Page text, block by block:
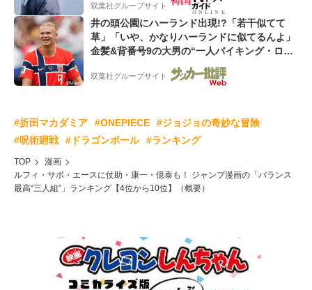
双葉社グループサイト
井の頭公園にハーランド出現!?「若干似てて
草」「いや、かなりハーランドに似てるんよ」
金髪&背番号9の大男の“一人バイキング・ロ
ー”映像が話題!「元気をもらった」
双葉社グループサイト
#折田マカダミア #ONEPIECE
#ジョジョの奇妙な冒険
#呪術廻戦
#ドラゴンボール #ランキング
TOP
漫画
ルフィ・サボ・エースに仗助・康一・億泰も！ ジャンプ漫画の「バランス
最高“三人組”」ランキング【4位から10位】（概要）